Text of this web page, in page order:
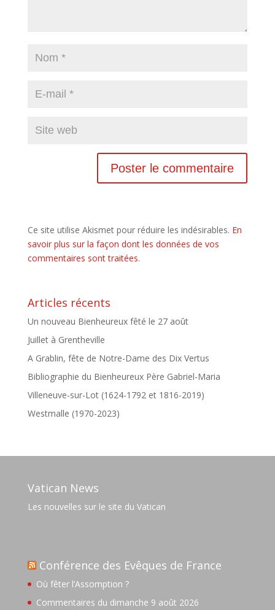
Ce site utilise Akismet pour réduire les indésirables. En
savoir plus sur la façon dont les données de vos
commentaires sont traitées.
Articles récents
Un nouveau Bienheureux fêté le 27 août
Juillet à Grentheville
A Grablin, fête de Notre-Dame des Dix Vertus
Bibliographie du Bienheureux Père Gabriel-Maria
Villeneuve-sur-Lot (1624-1792 et 1816-2019)
Westmalle (1970-2023)
Vatican News
Les nouvelles sur le site du Vatican
Conférence des Evêques de France
Où fêter l’Assomption ?
Commentaires du dimanche 9 août 2026